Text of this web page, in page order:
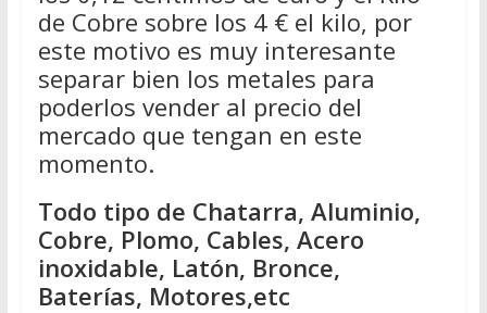
de Cobre sobre los 4 € el kilo, por
este motivo es muy interesante
separar bien los metales para
poderlos vender al precio del
mercado que tengan en este
momento.
Todo tipo de Chatarra, Aluminio,
Cobre, Plomo, Cables, Acero
inoxidable, Latón, Bronce,
Baterías, Motores,etc